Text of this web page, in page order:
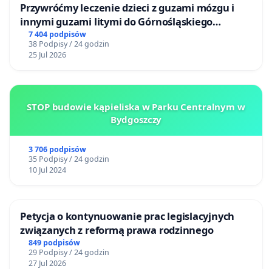
Przywróćmy leczenie dzieci z guzami mózgu i
innymi guzami litymi do Górnośląskiego
Centrum Zdrowia Dziecka w Katowicach
7 404 podpisów
38 Podpisy / 24 godzin
25 Jul 2026
STOP budowie kąpieliska w Parku Centralnym w
Bydgoszczy
3 706 podpisów
35 Podpisy / 24 godzin
10 Jul 2024
Petycja o kontynuowanie prac legislacyjnych
związanych z reformą prawa rodzinnego
849 podpisów
29 Podpisy / 24 godzin
27 Jul 2026